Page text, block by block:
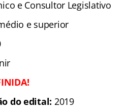
e Consultor Legislativo
e superior
do edital: 2019